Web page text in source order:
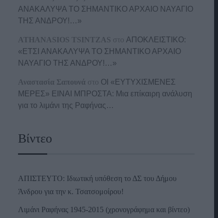
ΑΝΑΚΑΛΥΨΑ ΤΟ ΣΗΜΑΝΤΙΚΟ ΑΡΧΑΙΟ ΝΑΥΑΓΙΟ
ΤΗΣ ΑΝΔΡΟΥ!…»
ATHANASIOS TSINTZAS στοΑΠΟΚΛΕΙΣΤΙΚΟ:
«ΕΤΣΙ ΑΝΑΚΑΛΥΨΑ ΤΟ ΣΗΜΑΝΤΙΚΟ ΑΡΧΑΙΟ
ΝΑΥΑΓΙΟ ΤΗΣ ΑΝΔΡΟΥ!…»
Αναστασία Σαπουνά στο ΟΙ «ΕΥΤΥΧΙΣΜΕΝΕΣ
ΜΕΡΕΣ» ΕΙΝΑΙ ΜΠΡΟΣΤΑ: Μια επίκαιρη ανάλυση
για το λιμάνι της Ραφήνας…
Βίντεο
ΑΠΙΣΤΕΥΤΟ: Ιδιωτική υπόθεση το ΔΣ του Δήμου
Άνδρου για την κ. Τσατσομοίρου!
Λιμάνι Ραφήνας 1945-2015 (χρονογράφημα και βίντεο)